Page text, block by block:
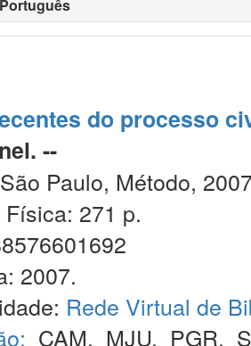
do processo
--
Paulo, Método,
271 p.
2007.
Rede Virtual de
CAM, MJU, PGR,